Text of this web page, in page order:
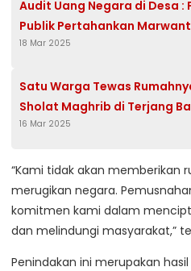
Audit Uang Negara di Desa :
Publik Pertahankan
Inspektorat
18 Mar 2025
Satu Warga Tewas
Sholat Maghrib di Terjang
16 Mar 2025
“Kami tidak akan memberikan
merugikan negara.
komitmen kami dalam
dan melindungi masyarakat,”
Penindakan ini merupakan